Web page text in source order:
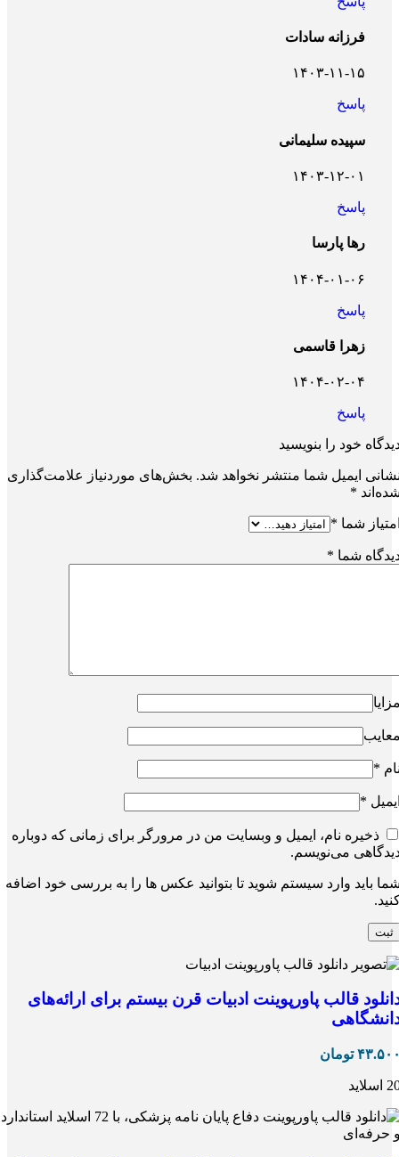
فرزانه سادات
۱۴۰۳-۱۱-۱۵
پاسخ
سپیده سلیمانی
۱۴۰۳-۱۲-۰۱
پاسخ
رها پارسا
۱۴۰۴-۰۱-۰۶
پاسخ
زهرا قاسمی
۱۴۰۴-۰۲-۰۴
پاسخ
خود را بنویسید
ایمیل شما منتشر نخواهد شد. بخش‌های موردنیاز علامت‌گذاری
*
شما *
شما *
*
*
ذخیره نام، ایمیل و وبسایت من در مرورگر برای زمانی که دوباره
می‌نویسم.
باید وارد سیستم شوید تا بتوانید عکس ها را به بررسی خود اضافه
قالب پاورپوینت ادبیات قرن بیستم برای ارائه‌های
تومان